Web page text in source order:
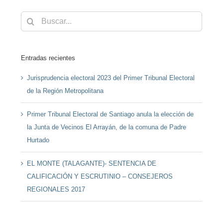
Buscar:
Entradas recientes
Jurisprudencia electoral 2023 del Primer Tribunal Electoral
de la Región Metropolitana
Primer Tribunal Electoral de Santiago anula la elección de
la Junta de Vecinos El Arrayán, de la comuna de Padre
Hurtado
EL MONTE (TALAGANTE)- SENTENCIA DE
CALIFICACIÓN Y ESCRUTINIO – CONSEJEROS
REGIONALES 2017